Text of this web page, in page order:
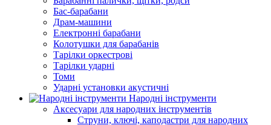
Бас-барабани
Драм-машини
Електронні барабани
Колотушки для барабанів
Тарілки оркестрові
Тарілки ударні
Томи
Ударні установки акустичні
Народні інструменти
Аксесуари для народних інструментів
Струни, ключі, каподастри для народних